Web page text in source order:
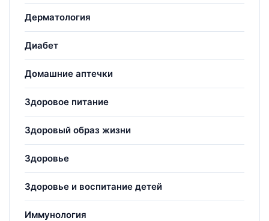
Дерматология
Диабет
Домашние аптечки
Здоровое питание
Здоровый образ жизни
Здоровье
Здоровье и воспитание детей
Иммунология